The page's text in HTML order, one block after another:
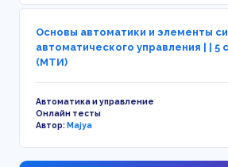
Основы автоматики и элементы
автоматического управления | |
(МТИ)
Автоматика и управление
Онлайн тесты
Автор:Majya